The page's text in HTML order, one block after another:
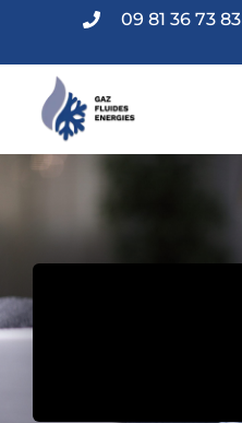
09 81 36 73 83